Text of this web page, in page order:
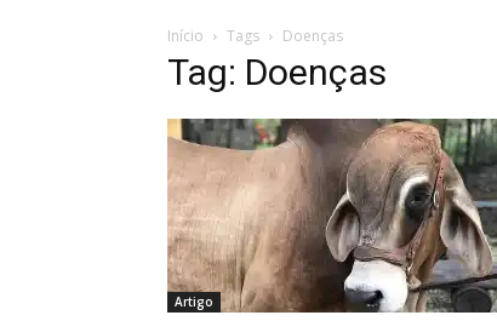
Início Tags Doenças
Tag: Doenças
Artigo